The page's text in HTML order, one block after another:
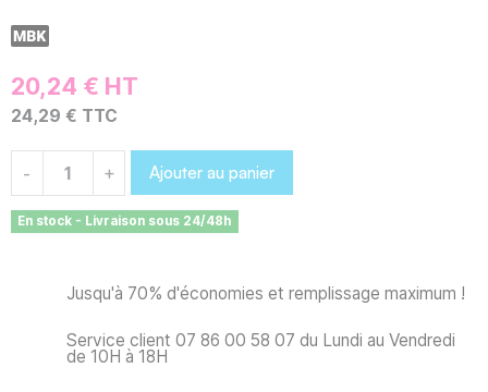
20,24 € HT
24,29 € TTC
- + Ajouter au panier
En stock - Livraison sous 24/48h
Jusqu'à 70% d'économies et remplissage maximum !
Service client 07 86 00 58 07 du Lundi au Vendredi
de 10H à 18H